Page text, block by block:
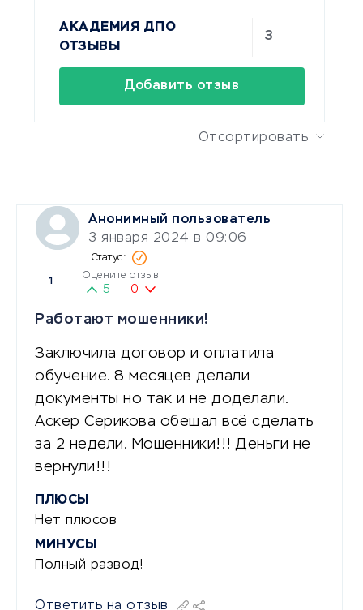
АКАДЕМИЯ ДПО
ОТЗЫВЫ
3
Добавить отзыв
Отсортировать
Анонимный пользователь
3 января 2024 в 09:06
1
Оцените отзыв
5 0
Работают мошенники!
Заключила договор и оплатила
обучение. 8 месяцев делали
документы но так и не доделали.
Аскер Серикова обещал всё сделать
за 2 недели. Мошенники!!! Деньги не
вернули!!!
ПЛЮСЫ
Нет плюсов
МИНУСЫ
Полный развод!
Ответить на отзыв